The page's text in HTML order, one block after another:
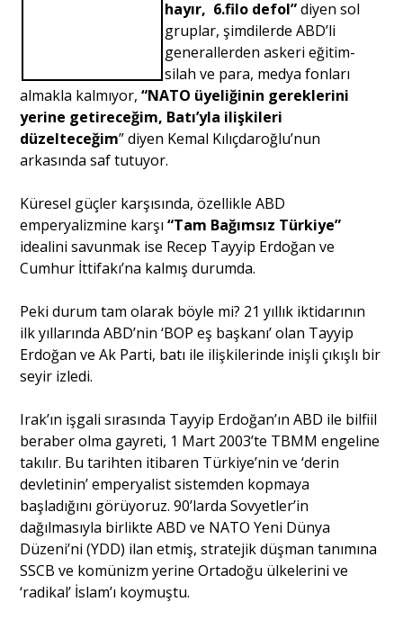
Portre
Yazarlar
Dosya Haber
Ankara Analiz
hayır, 6.filo defol”diyen sol
gruplar, şimdilerde ABD’li
generallerden askeri eğitim-
silah ve para, medya fonları
almakla kalmıyor, “NATO üyeliğinin gereklerini
yerine getireceğim, Batı’yla ilişkileri
düzelteceğim” diyen Kemal Kılıçdaroğlu’nun
arkasında saf tutuyor.
Küresel güçler karşısında, özellikle ABD
emperyalizmine karşı “Tam Bağımsız Türkiye”
idealini savunmak ise Recep Tayyip Erdoğan ve
Cumhur İttifakı’na kalmış durumda.
Peki durum tam olarak böyle mi? 21 yıllık iktidarının
ilk yıllarında ABD’nin ‘BOP eş başkanı’ olan Tayyip
Erdoğan ve Ak Parti, batı ile ilişkilerinde inişli çıkışlı bir
seyir izledi.
Irak’ın işgali sırasında Tayyip Erdoğan’ın ABD ile bilfiil
beraber olma gayreti, 1 Mart 2003’te TBMM engeline
takılır. Bu tarihten itibaren Türkiye’nin ve ‘derin
devletinin’ emperyalist sistemden kopmaya
başladığını görüyoruz. 90’larda Sovyetler’in
dağılmasıyla birlikte ABD ve NATO Yeni Dünya
Düzeni’ni (YDD) ilan etmiş, stratejik düşman tanımına
SSCB ve komünizm yerine Ortadoğu ülkelerini ve
‘radikal’ İslam’ı koymuştu.